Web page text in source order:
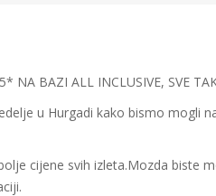
NA BAZI ALL INCLUSIVE, SVE
u Hurgadi kako bismo mogli
cijene svih izleta.Mozda biste